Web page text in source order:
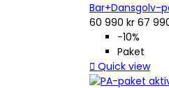
Bar+Dansgolv-
60 990 kr 67
−10%
Paket
 Quick view